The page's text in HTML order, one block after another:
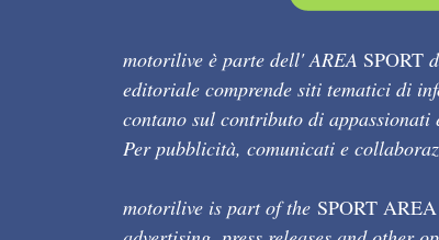
motorilive è parte dell' AREA SPORT
editoriale comprende siti tematici di
contano sul contributo di appassionati
Per pubblicità, comunicati e
motorilive is part of the SPORT AREA